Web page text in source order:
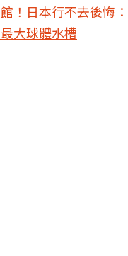
！日本行不去後悔
大球體水槽